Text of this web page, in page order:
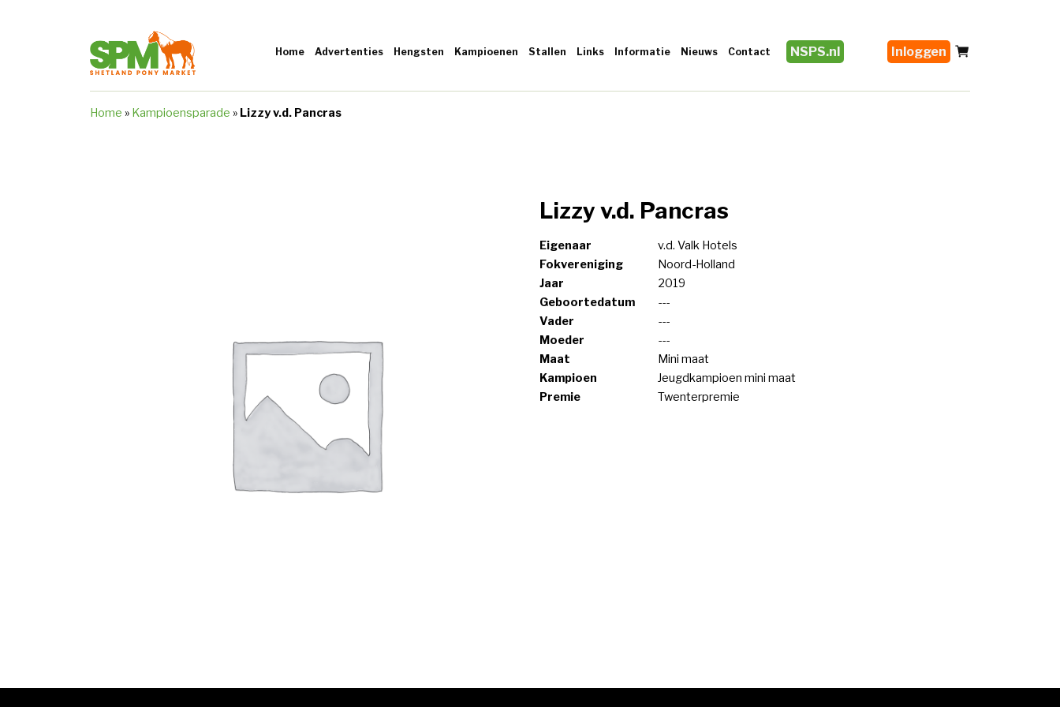
Home Advertenties Hengsten Kampioenen Stallen Links Informatie Nieuws Contact NSPS.nl Inloggen
Home » Kampioensparade » Lizzy v.d. Pancras
Lizzy v.d. Pancras
Eigenaar
v.d. Valk Hotels
Fokvereniging
Noord-Holland
Jaar
2019
Geboortedatum
---
Vader
---
Moeder
---
Maat
Mini maat
Kampioen
Jeugdkampioen mini maat
Premie
Twenterpremie